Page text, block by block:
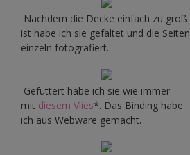
Nachdem die Decke einfach zu groß
ist habe ich sie gefaltet und die Seiten
einzeln fotografiert.
Gefüttert habe ich sie wie immer
mit diesem Vlies*. Das Binding habe
ich aus Webware gemacht.